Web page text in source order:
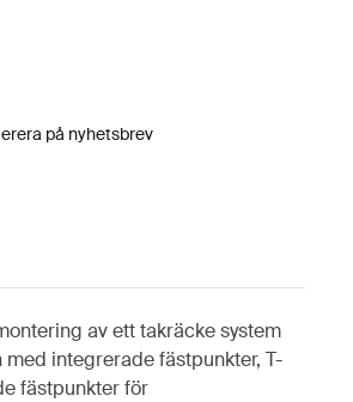
på nyhetsbrev
av ett takräcke system
integrerade fästpunkter, T-
fästpunkter för